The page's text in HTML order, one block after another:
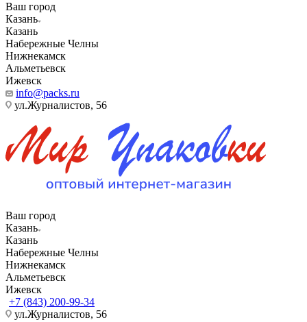
Ваш город
Казань
Казань
Набережные Челны
Нижнекамск
Альметьевск
Ижевск
info@packs.ru
ул.Журналистов, 56
Ваш город
Казань
Казань
Набережные Челны
Нижнекамск
Альметьевск
Ижевск
+7 (843) 200-99-34
ул.Журналистов, 56